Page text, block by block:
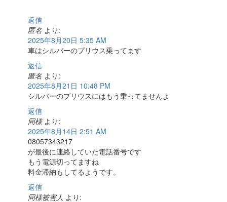
返信
匿名 より:
2025年8月20日 5:35 AM
車はシルバーのプリウス乗ってます
返信
匿名 より:
2025年8月21日 10:48 PM
シルバーのプリウスにはもう乗ってませんよ
返信
同様 より:
2025年8月14日 2:51 AM
08057343217
が最後に連絡していた電話番号です
もう電源切ってますね
料金滞納もしてるようです。
返信
同様被害人 より: